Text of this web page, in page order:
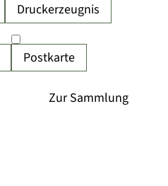
Druckerzeugnis
Postkarte